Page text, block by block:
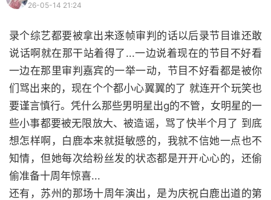
26-05-14 21:24
录个综艺都要被拿出来逐帧审判的话以后录节目谁还敢
说话啊就在那干站着得了...一边说着现在的节目不好看
一边在那里审判嘉宾的一举一动，节目不好看都是被你
们骂出来的，现在个个都小心翼翼的了 就连开个玩笑也
要谨言慎行。凭什么那些男明星出g的不管，女明星的一
些小事都要被无限放大、被造谣，骂了快半个月了 到底
想怎样啊，白鹿本来就挺敏感的，我就不信她一点也不
知情，但她每次给粉丝发的状态都是开开心心的，还偷
偷准备十周年惊喜...
还有，苏州的那场十周年演出，是为庆祝白鹿出道的第